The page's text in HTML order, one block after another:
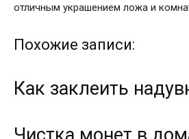
отличным украшением ложа и
Похожие записи:
Как заклеить